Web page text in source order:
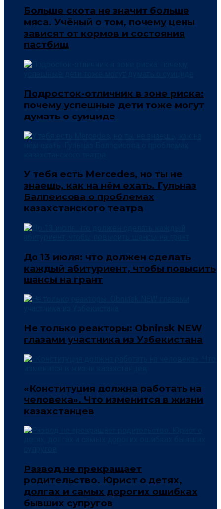
Больше скота не значит больше
мяса. Учёный о том, почему цены
зависят от кормов и состояния
пастбищ
Подросток-отличник в зоне риска:
почему успешные дети тоже могут
думать о суициде
У тебя есть Mercedes, но ты не
знаешь, как на нём ехать. Гульназ
Балпеисова о проблемах
казахстанского театра
До 13 июля: что должен сделать
каждый абитуриент, чтобы повысить
шансы на грант
Не только реакторы: Obninsk NEW
глазами участника из Узбекистана
«Конституция должна работать на
человека». Что изменится в жизни
казахстанцев
Развод не прекращает
родительство. Юрист о детях,
долгах и самых дорогих ошибках
бывших супругов